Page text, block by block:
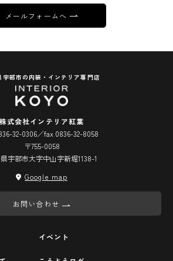
メールフォームへ
宇部市の内装・インテリア専門店
株式会社インテリア紅葉
32-0306／fax 0836-32-8058
〒755-0058
宇部市大字中山字新堀1138-1
Google map
お問い合わせ
イベント